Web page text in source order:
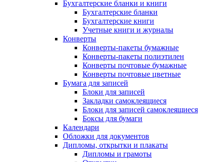
Бухгалтерские бланки и книги
Бухгалтерские бланки
Бухгалтерские книги
Учетные книги и журналы
Конверты
Конверты-пакеты бумажные
Конверты-пакеты полиэтилен
Конверты почтовые бумажные
Конверты почтовые цветные
Бумага для записей
Блоки для записей
Закладки самоклеящиеся
Блоки для записей самоклеящиеся
Боксы для бумаги
Календари
Обложки для документов
Дипломы, открытки и плакаты
Дипломы и грамоты